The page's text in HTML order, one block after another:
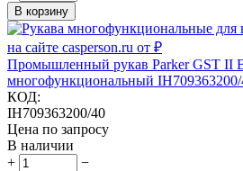
В корзину
Промышленный рукав Parker GST II
многофункциональный IH709363200/
КОД:
IH709363200/40
Цена по запросу
В наличии
+
−